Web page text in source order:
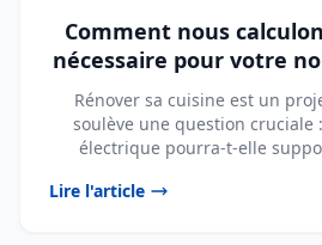
Comment nous
nécessaire pour votre
Rénover sa cuisine est un
soulève une question cruciale
électrique pourra-t-elle
Lire l'article